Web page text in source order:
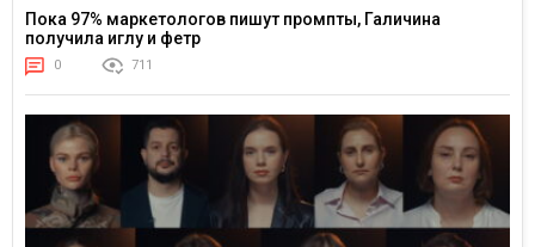
Пока 97% маркетологов пишут промпты, Галичина
получила иглу и фетр
0 711